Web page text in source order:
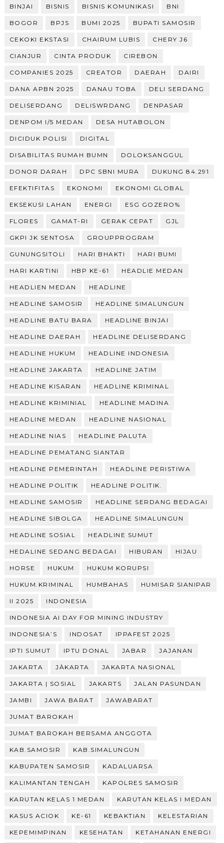
BINJAI BISNIS BISNIS KOMUNIKASI BNI
BOGOR BPJS BUMI 2025 BUPATI SAMOSIR
CEKOKI EKSTASI CHAIRUM LUBIS CHERY J6
CIANJUR CINTA PRODUK CIREBON
COMPANIES 2025 CREATOR DAERAH DAIRI
DANA APBN 2025 DANAU TOBA DELI SERDANG
DELISERDANG DELISWRDANG DENPASAR
DENPOM I/5 MEDAN DESA HUTABOLON
DICIDUK POLISI DIGITAL
DISABILITAS RUMAH BUMN DOLOKSANGGUL
DONOR DARAH DPC SBNI MURA DUKUNG 84.291
EFEKTIFITAS EKONOMI EKONOMI GLOBAL
EKSEKUSI LAHAN ENERGI ESG GOZERO%
FLORES GAMAT-RI GERAK CEPAT GJL
GKPI JK SENTOSA GROUPPROGRAM
GUNUNGSITOLI HARI BHAKTI HARI BUMI
HARI KARTINI HBP KE-61 HEADLIE MEDAN
HEADLIEN MEDAN HEADLINE
HEADLINE SAMOSIR HEADLINE SIMALUNGUN
HEADLINE BATU BARA HEADLINE BINJAI
HEADLINE DAERAH HEADLINE DELISERDANG
HEADLINE HUKUM HEADLINE INDONESIA
HEADLINE JAKARTA HEADLINE JATIM
HEADLINE KISARAN HEADLINE KRIMINAL
HEADLINE KRIMINIAL HEADLINE MADINA
HEADLINE MEDAN HEADLINE NASIONAL
HEADLINE NIAS HEADLINE PALUTA
HEADLINE PEMATANG SIANTAR
HEADLINE PEMERINTAH HEADLINE PERISTIWA
HEADLINE POLITIK HEADLINE POLITIK.
HEADLINE SAMOSIR HEADLINE SERDANG BEDAGAI
HEADLINE SIBOLGA HEADLINE SIMALUNGUN
HEADLINE SOSIAL HEADLINE SUMUT
HEDALINE SEDANG BEDAGAI HIBURAN HIJAU
HORSE HUKUM HUKUM KORUPSI
HUKUM.KRIMINAL HUMBAHAS HUMISAR SIANIPAR
II 2025 INDONESIA
INDONESIA AI DAY FOR MINING INDUSTRY
INDONESIA’S INDOSAT IPPAFEST 2025
IPTI SUMUT IPTU DONAL JABAR JAJANAN
JAKARTA JÀKARTA JAKARTA NASIONAL
JAKARTA | SOSIAL JAKARTS JALAN PASUNDAN
JAMBI JAWA BARAT JAWABARAT
JUMAT BAROKAH
JUMAT BAROKAH BERSAMA ANGGOTA
KAB.SAMOSIR KAB.SIMALUNGUN
KABUPATEN SAMOSIR KADALUARSA
KALIMANTAN TENGAH KAPOLRES SAMOSIR
KARUTAN KELAS 1 MEDAN KARUTAN KELAS I MEDAN
KASUS ACIOK KE-61 KEBAKTIAN KELESTARIAN
KEPEMIMPINAN KESEHATAN KETAHANAN ENERGI